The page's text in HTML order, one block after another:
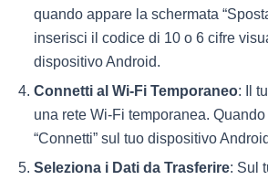
quando appare la schermata
inserisci il codice di 10 o 6 cifre
dispositivo Android.
Connetti al Wi-Fi Temporaneo: Il
una rete Wi-Fi temporanea.
“Connetti” sul tuo dispositivo
Seleziona i Dati da Trasferire: Sul